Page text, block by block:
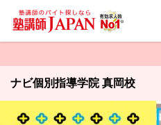
ナビ個別指導学院 真岡校